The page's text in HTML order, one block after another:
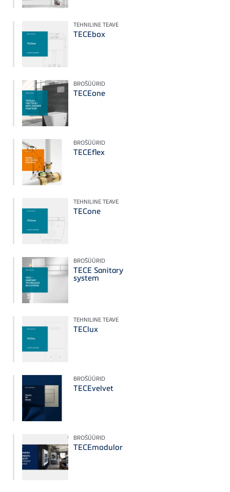
TEHNILINE TEAVE
TECEbox
BROŠÜÜRID
TECEone
BROŠÜÜRID
TECEflex
TEHNILINE TEAVE
TECone
BROŠÜÜRID
TECE Sanitary
system
TEHNILINE TEAVE
TEClux
BROŠÜÜRID
TECEvelvet
BROŠÜÜRID
TECEmodulor